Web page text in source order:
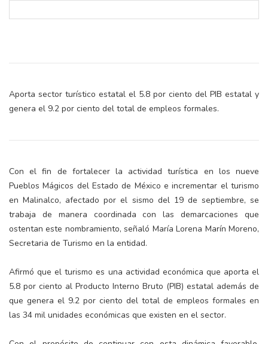
Aporta sector turístico estatal el 5.8 por ciento del PIB estatal y
genera el 9.2 por ciento del total de empleos formales.
Con el fin de fortalecer la actividad turística en los nueve
Pueblos Mágicos del Estado de México e incrementar el turismo
en Malinalco, afectado por el sismo del 19 de septiembre, se
trabaja de manera coordinada con las demarcaciones que
ostentan este nombramiento, señaló María Lorena Marín Moreno,
Secretaria de Turismo en la entidad.
Afirmó que el turismo es una actividad económica que aporta el
5.8 por ciento al Producto Interno Bruto (PIB) estatal además de
que genera el 9.2 por ciento del total de empleos formales en
las 34 mil unidades económicas que existen en el sector.